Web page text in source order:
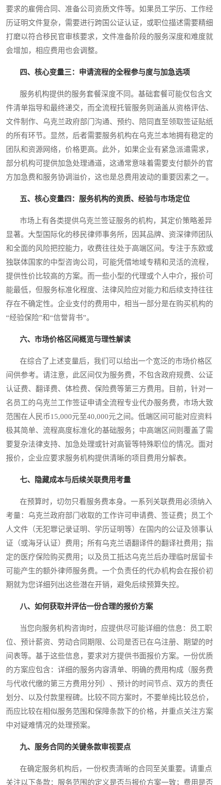
要求的雇佣合同、准备公司资质文件等。如果员工学历、工作经
历证明文件复杂，需要进行跨国公证认证，或职位描述需要精细
打磨以符合移民官审核要求，文件准备阶段的服务深度和难度就
会增加，相应费用也会调整。
四、核心变量三：申请流程的全程参与度与加急选项
服务机构提供的服务套餐深度不同。基础套餐可能仅包含文
件清单指导和最终递交，而全流程托管服务则涵盖从资格评估、
文件制作、乌克兰政府部门沟通、预约、陪同直至领取签证贴纸
的所有环节。显然，后者需要服务机构在乌克兰本地拥有稳定的
团队和资源网络，价格更高。此外，如果企业有紧急派遣需求，
部分机构可提供加急处理通道，这通常意味着需要支付额外的官
方加急费和服务协调溢价，这也是总费用波动的重要因素之一。
五、核心变量四：服务机构的资质、经验与市场定位
市场上有各类提供乌克兰签证服务的机构，其定价策略差异
显著。大型国际化的移民律师事务所，因其品牌、资深律师团队
和全面的风险把控能力，收费往往处于高端区间。专注于东欧或
独联体国家的中型咨询公司，可能凭借地域专精和灵活的流程，
提供性价比较高的方案。而一些小型的代理或个人中介，报价可
能最低，但服务标准化程度、法律风险应对能力和后续支持往往
存在不确定性。企业支付的费用中，相当一部分是在购买机构的
“经验保险”和“信誉背书”。
六、市场价格区间概览与理性解读
在综合了上述变量后，我们可以给出一个宽泛的市场价格区
间供参考。请注意，此区间仅为服务费，不包含政府规费、公证
认证费、翻译费、体检费、保险费等第三方费用。目前，针对一
名员工的乌克兰工作签证申请全流程专业代办服务费，市场大致
范围在人民币15,000元至40,000元之间。低端区间可能对应资料
极其简单、流程高度标准化的基础服务；中高端区间则覆盖了需
要复杂法律支持、加急处理或针对高管等特殊职位的情况。面对
报价，企业应要求服务机构提供清晰的项目费用分解表。
七、隐藏成本与后续关联费用考量
在预算时，切勿只看服务费本身。一系列关联费用必须纳入
考量：乌克兰政府部门收取的工作许可申请费、签证费；员工个
人文件（无犯罪记录证明、学历证明等）在国内的公证及领事认
证（或海牙认证）费用；所有乌克兰语翻译件的翻译社费用；指
定的医疗保险购买费用；以及员工抵达乌克兰后办理临时居留卡
可能产生的额外律师服务费。一个负责任的代办机构会在报价初
期就为您详细列出这些潜在开销，避免后续预算失控。
八、如何获取并评估一份合理的报价方案
当您向服务机构咨询时，应提供尽可能详细的信息：员工职
位、预计薪资、劳动合同期限、公司是否已在乌注册、期望的时
间表等。基于这些信息，要求对方提供书面报价方案。一份优质
的方案应包含：详细的服务内容清单、明确的费用构成（服务费
与代收代缴的第三方费用分列）、预计的时间节点、双方的责任
划分、以及付款里程碑。比较不同方案时，不要单纯比较总价，
而应比较在相似服务范围和保障条款下的价格，并重点关注方案
中对疑难情况的处理预案。
九、服务合同的关键条款审视要点
在确定服务机构后，一份权责清晰的合同至关重要。请重点
关注以下条款：服务范围的定义是否与报价方案一致；费用是否